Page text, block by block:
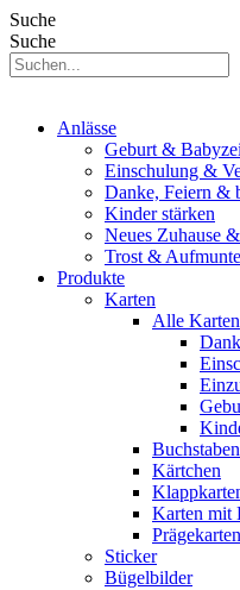
Suche
Suche
Anlässe
Geburt &
Einschulung &
Danke, Feiern &
Kinder stärken
Neues Zuhause
Trost &
Produkte
Karten
Alle Karten
Kärtchen
Karten mit
Sticker
Bügelbilder